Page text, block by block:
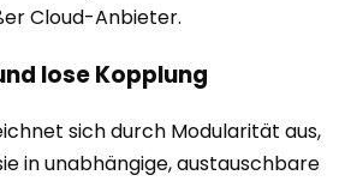
Cloud-Anbieter.
lose Kopplung
sich durch Modularität aus,
in unabhängige, austauschbare